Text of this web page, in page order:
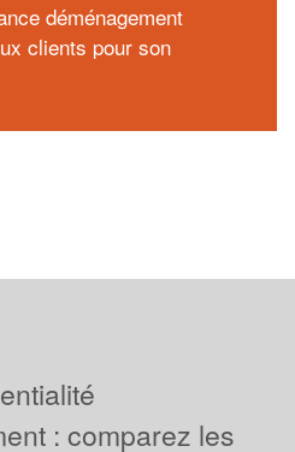
déménagement
clients pour son
: comparez les